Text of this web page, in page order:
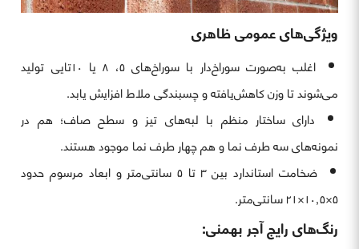
ویژگی‌های عمومی ظاهری
اغلب به‌صورت سوراخ‌دار با سوراخ‌های ۵، ۸ یا ۱۰تایی تولید
می‌شوند تا وزن کاهش‌یافته و چسبندگی ملاط افزایش یابد.
دارای ساختار منظم با لبه‌های تیز و سطح صاف؛ هم در
نمونه‌های سه طرف نما و هم چهار طرف نما موجود هستند.
ضخامت استاندارد بین ۳ تا ۵ سانتی‌متر و ابعاد مرسوم حدود
۵×۱۰٫۵×۲۱ سانتی‌متر.
رنگ‌های رایج آجر بهمنی: